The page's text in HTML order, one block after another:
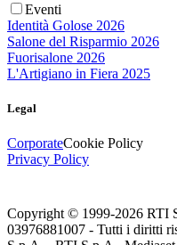
Eventi
Identità Golose 2026
Salone del Risparmio 2026
Fuorisalone 2026
L'Artigiano in Fiera 2025
Legal
CorporateCookie Policy
Privacy Policy
Copyright © 1999-2026 RTI
03976881007 - Tutti i diritti